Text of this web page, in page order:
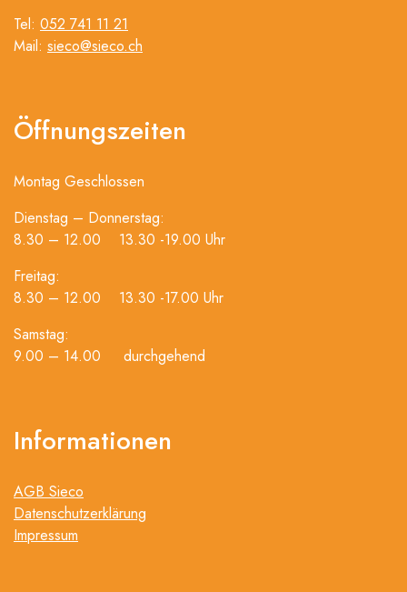
Tel: 052 741 11 21
Mail: sieco@sieco.ch
Öffnungszeiten
Montag Geschlossen
Dienstag – Donnerstag:
8.30 – 12.00 13.30 -19.00 Uhr
Freitag:
8.30 – 12.00 13.30 -17.00 Uhr
Samstag:
9.00 – 14.00 durchgehend
Informationen
AGB Sieco
Datenschutzerklärung
Impressum